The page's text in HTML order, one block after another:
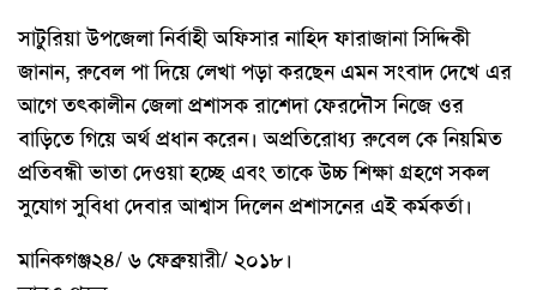
সাটুরিয়া উপজেলা নির্বাহী অফিসার নাহিদ ফারাজানা সিদ্দিকী
জানান, রুবেল পা দিয়ে লেখা পড়া করছেন এমন সংবাদ দেখে এর
আগে তৎকালীন জেলা প্রশাসক রাশেদা ফেরদৌস নিজে ওর
বাড়িতে গিয়ে অর্থ প্রধান করেন। অপ্রতিরোধ্য রুবেল কে নিয়মিত
প্রতিবন্ধী ভাতা দেওয়া হচ্ছে এবং তাকে উচ্চ শিক্ষা গ্রহণে সকল
সুযোগ সুবিধা দেবার আশ্বাস দিলেন প্রশাসনের এই কর্মকর্তা।
মানিকগঞ্জ২৪/ ৬ ফেব্রুয়ারী/ ২০১৮।